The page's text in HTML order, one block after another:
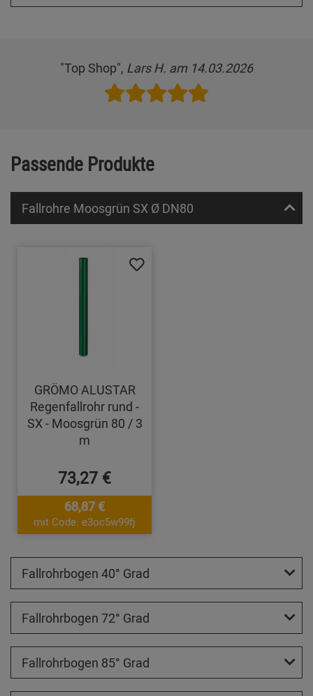
"Top Shop", Lars H. am 14.03.2026
Passende Produkte
Fallrohre Moosgrün SX Ø DN80
GRÖMO ALUSTAR
Regenfallrohr rund -
SX - Moosgrün 80 / 3
m
73,27 €
68,87 €
mit Code: e3oc5w99fj
Fallrohrbogen 40° Grad
Fallrohrbogen 72° Grad
Fallrohrbogen 85° Grad